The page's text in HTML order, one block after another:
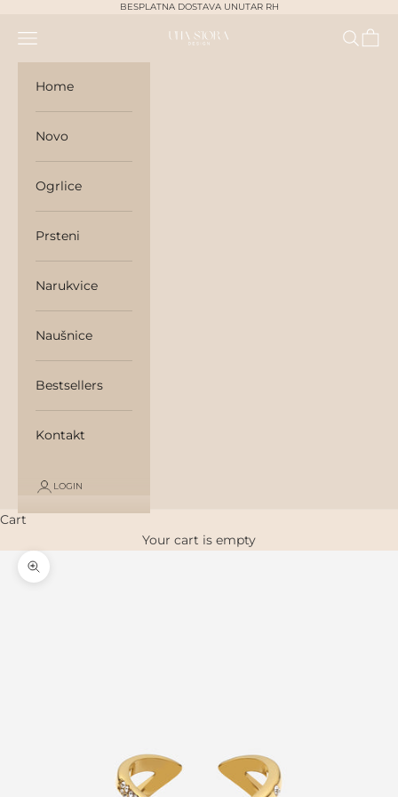
BESPLATNA DOSTAVA UNUTAR RH
unasjora
Navigation menu Search
Cart
Home
Novo
Ogrlice
Prsteni
Narukvice
Naušnice
Bestsellers
Kontakt
LOGIN
Cart
Your cart is empty
Zoom picture